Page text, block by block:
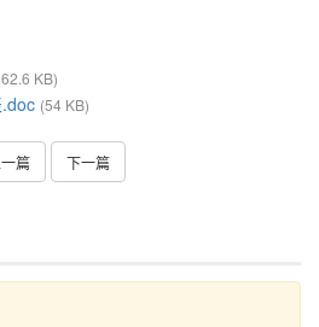
KB)
(54 KB)
一篇 下一篇